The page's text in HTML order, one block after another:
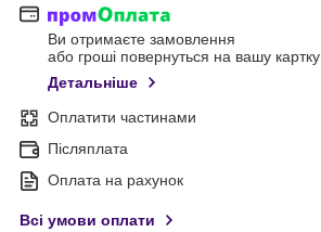
Ви отримаєте замовлення
або гроші повернуться на вашу картку
Детальніше
Оплатити частинами
Післяплата
Оплата на рахунок
Всі умови оплати